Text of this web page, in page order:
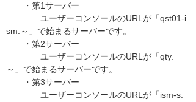
・第1サーバー
ユーザーコンソールのURLが「qst01-i
sm.～」で始まるサーバーです。
・第2サーバー
ユーザーコンソールのURLが「qty.
～」で始まるサーバーです。
・第3サーバー
ユーザーコンソールのURLが「ism-s.